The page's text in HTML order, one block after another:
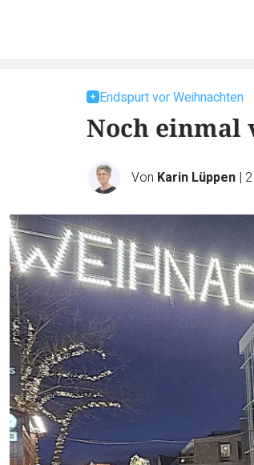
Endspurt vor Weihnachten
Noch einmal
Von Karin Lüppen |